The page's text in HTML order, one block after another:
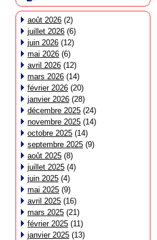
août 2026 (2)
juillet 2026 (6)
juin 2026 (12)
mai 2026 (6)
avril 2026 (12)
mars 2026 (14)
février 2026 (20)
janvier 2026 (28)
décembre 2025 (24)
novembre 2025 (14)
octobre 2025 (14)
septembre 2025 (9)
août 2025 (8)
juillet 2025 (4)
juin 2025 (4)
mai 2025 (9)
avril 2025 (16)
mars 2025 (21)
février 2025 (11)
janvier 2025 (13)